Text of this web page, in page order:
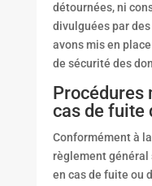
détournées, ni
divulguées par
avons mis en
de sécurité des
Procédures
cas de fuite
Conformément à
règlement général
en cas de fuite ou